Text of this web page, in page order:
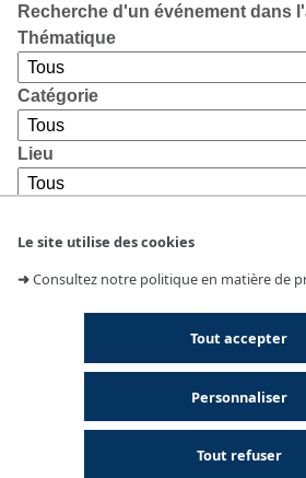
Le site utilise des cookies
➜Consultez notre politique en matière de
Tout accepter
Tout refuser
Personnaliser
Recherche d'un événement dans
Thématique
Catégorie
Lieu